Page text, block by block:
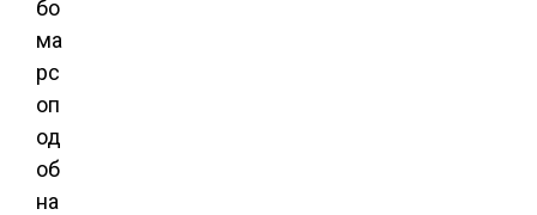
бо
ма
рс
оп
од
об
на